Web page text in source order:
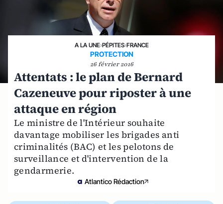
A LA UNE›PÉPITES›FRANCE
PROTECTION
26 février 2016
Attentats : le plan de Bernard
Cazeneuve pour riposter à une
attaque en région
Le ministre de l'Intérieur souhaite
davantage mobiliser les brigades anti
criminalités (BAC) et les pelotons de
surveillance et d'intervention de la
gendarmerie.
Atlantico Rédaction